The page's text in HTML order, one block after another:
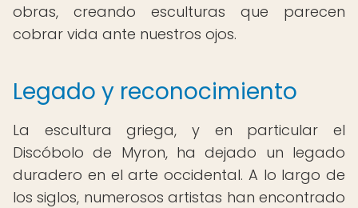
obras, creando esculturas que parecen
cobrar vida ante nuestros ojos.
Legado y reconocimiento
La escultura griega, y en particular el
Discóbolo de Myron, ha dejado un legado
duradero en el arte occidental. A lo largo de
los siglos, numerosos artistas han encontrado